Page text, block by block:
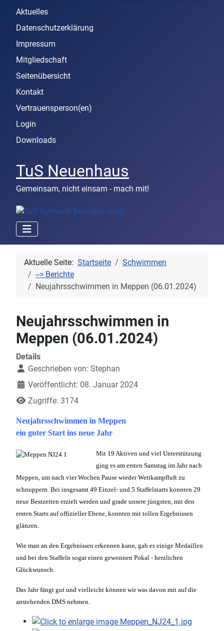
Aktuelles
Datenschutzerklärung
Impressum
Mitgliedschaft
Seitenübersicht
Kontakt
Vertrauensperson(en)
Login
Downloads
TuS Neuenhaus
Gemeinsam, nicht einsam - mach mit!
Aktuelle Seite: Startseite
Schwimmen
--> Berichte
Neujahrsschwimmen in Meppen (06.01.2024)
Neujahrsschwimmen in
Meppen (06.01.2024)
Details
Geschrieben von: Stephan
Veröffentlicht: 08. Januar 2024
Zugriffe: 3174
Neujahrsschwimmen in Meppen
ein guter Start ins neue Jahr
Mit 19 Aktiven und viel Unterstützung
ging es am ersten Samstag im Jahr nach
Meppen, um nach vier Wochen Pause wieder Wettkampfluft zu
schnuppern. Bei insgesamt 49 Einzel- und 5 Staffelstarts konnten 29
neue Bestzeiten erzielt werden und grade unsere jüngsten, mit den
ersten Starts auf offizieller Ebene, konnten mit tollen Ergebnissen
glänzen.
Wie man an den Ergebnissen erkennen kann, gab es einige Medaillen
und bei den Staffeln sogar einen gewonnen Pokal - herzlichen
Glückwunsch.
Das Jahr fängt gut und vielleicht können wir was davon mit auf die
anstehenden DMS nehmen.